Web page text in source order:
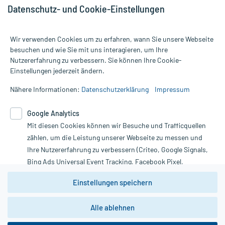
Alle Preise gelten inkl. MwSt., ggf. zzgl. Versandkosten
Informationen auf dieser Website werden ausschließlich für
die Untersuchung und Behandlung durch einen Arzt. Bitte
Therapien eingeleitet werden können. | Diese Webseite benutzt
Google Analytics. Lesen Sie bitte dazu die wichtigen Hinweise in
unserer Datenschutzerklärung. Für den Widerruf einer Bestellung
nutzen Sie das Formular:
Vertrag widerrufen
*Hinweise zu unseren Aktionen und Bewertungen
Datenschutz- und Cookie-Einstellungen
Wir verwenden Cookies um zu erfahren, wann Sie unsere Webseite
besuchen und wie Sie mit uns interagieren, um Ihre
Nutzererfahrung zu verbessern. Sie können Ihre Cookie-
Einstellungen jederzeit ändern.
Nähere Informationen: Datenschutzerklärung Impressum
Google Analytics
Mit diesen Cookies können wir Besuche und Trafficquellen
zählen, um die Leistung unserer Webseite zu messen und
Ihre Nutzererfahrung zu verbessern (Criteo, Google Signals,
Bing Ads Universal Event Tracking, Facebook Pixel,
Youtube-Social Plugin).
Wir weisen darauf hin, dass die
zwingend den Europäischen Anforderungen gem. EU-
DSGVO genügen und ein Datentransfer in Drittstaaten bzw.
Einstellungen speichern
Alle ablehnen